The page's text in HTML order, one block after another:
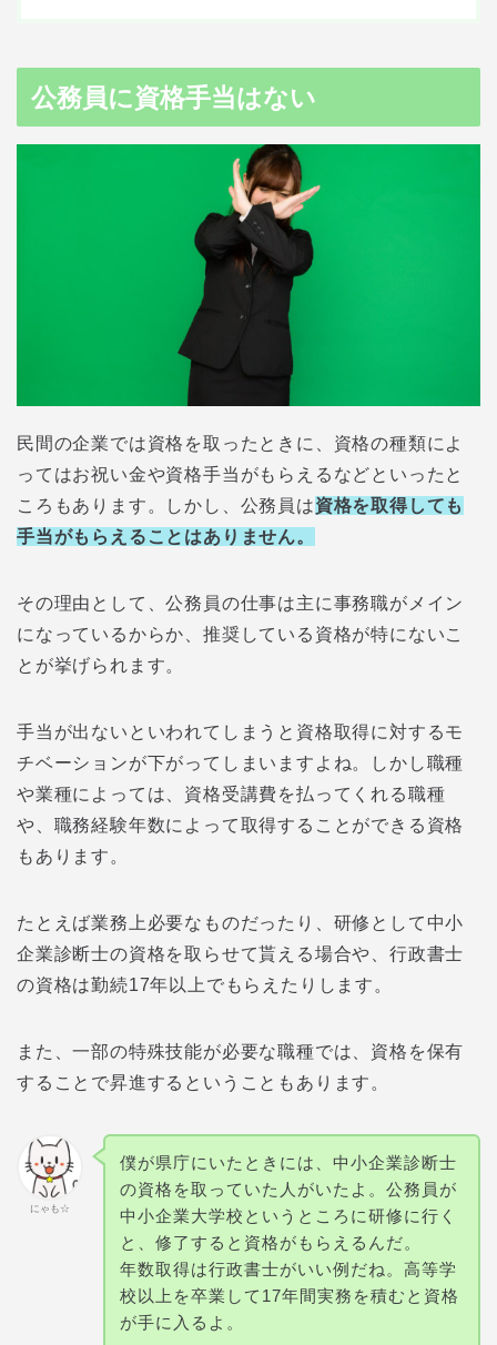
公務員に資格手当はない
民間の企業では資格を取ったときに、資格の種類によ
ってはお祝い金や資格手当がもらえるなどといったと
ころもあります。しかし、公務員は資格を取得しても
手当がもらえることはありません。
その理由として、公務員の仕事は主に事務職がメイン
になっているからか、推奨している資格が特にないこ
とが挙げられます。
手当が出ないといわれてしまうと資格取得に対するモ
チベーションが下がってしまいますよね。しかし職種
や業種によっては、資格受講費を払ってくれる職種
や、職務経験年数によって取得することができる資格
もあります。
たとえば業務上必要なものだったり、研修として中小
企業診断士の資格を取らせて貰える場合や、行政書士
の資格は勤続17年以上でもらえたりします。
また、一部の特殊技能が必要な職種では、資格を保有
することで昇進するということもあります。
にゃも☆
僕が県庁にいたときには、中小企業診断士
の資格を取っていた人がいたよ。公務員が
中小企業大学校というところに研修に行く
と、修了すると資格がもらえるんだ。
年数取得は行政書士がいい例だね。高等学
校以上を卒業して17年間実務を積むと資格
が手に入るよ。